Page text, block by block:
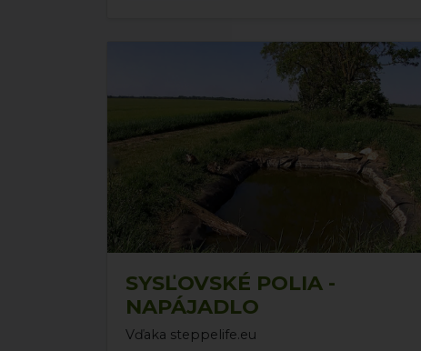
SYSĽOVSKÉ POLIA -
NAPÁJADLO
Vďaka steppelife.eu